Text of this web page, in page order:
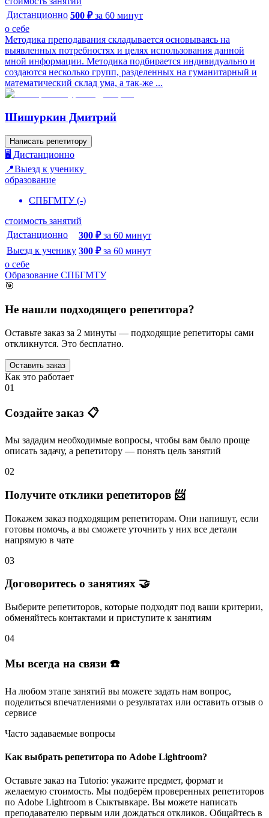
Дистанционно 500 ₽ за 60 минут
о себе
Методика преподавания складывается основываясь на
выявленных потребностях и целях использования данной
мной информации. Методика подбирается индивидуально и
создаются несколько групп, разделенных на гуманитарный и
математический склад ума, а так-же ...
Шишуркин Дмитрий
Написать репетитору
🖥️ Дистанционно
📍Выезд к ученику
образование
СПБГМТУ(-)
стоимость занятий
Дистанционно
300 ₽ за 60 минут
Выезд к ученику 300 ₽ за 60 минут
о себе
Образование СПБГМТУ
🎯
Не нашли подходящего репетитора?
Оставьте заказ за 2 минуты — подходящие репетиторы сами
откликнутся. Это бесплатно.
Оставить заказ
Как это работает
01
Создайте заказ 📋
Мы зададим необходимые вопросы, чтобы вам было проще
описать задачу, а репетитору — понять цель занятий
02
Получите отклики репетиторов 📨
Покажем заказ подходящим репетиторам. Они напишут, если
готовы помочь, а вы сможете уточнить у них все детали
напрямую в чате
03
Договоритесь о занятиях 🤝
Выберите репетиторов, которые подходят под ваши критерии,
обменяйтесь контактами и приступите к занятиям
04
Мы всегда на связи ☎️
На любом этапе занятий вы можете задать нам вопрос,
поделиться впечатлениями о результатах или оставить отзыв о
сервисе
Часто задаваемые вопросы
Как выбрать репетитора по Adobe Lightroom?
Оставьте заказ на Tutorio: укажите предмет, формат и
желаемую стоимость. Мы подберём проверенных репетиторов
по Adobe Lightroom в Сыктывкаре. Вы можете написать
преподавателю первым или дождаться откликов. Общайтесь в